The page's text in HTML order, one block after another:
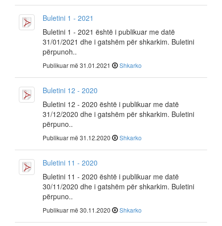
Buletini 1 - 2021
Buletini 1 - 2021 është i publikuar me datë
31/01/2021 dhe i gatshëm për shkarkim. Buletini
përpunoh..
Publikuar më 31.01.2021 Shkarko
Buletini 12 - 2020
Buletini 12 - 2020 është i publikuar me datë
31/12/2020 dhe i gatshëm për shkarkim. Buletini
përpuno..
Publikuar më 31.12.2020 Shkarko
Buletini 11 - 2020
Buletini 11 - 2020 është i publikuar me datë
30/11/2020 dhe i gatshëm për shkarkim. Buletini
përpuno..
Publikuar më 30.11.2020 Shkarko